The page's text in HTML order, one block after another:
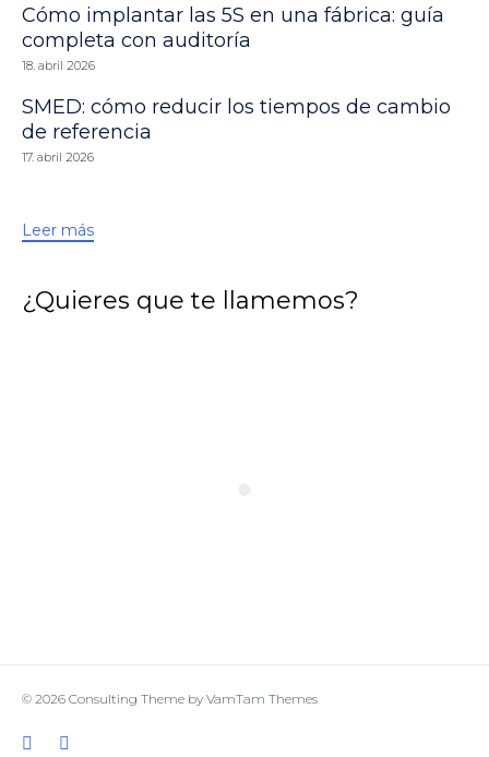
Cómo implantar las 5S en una fábrica: guía
completa con auditoría
18. abril 2026
SMED: cómo reducir los tiempos de cambio
de referencia
17. abril 2026
Leer más
¿Quieres que te llamemos?
© 2026 Consulting Theme by VamTam Themes